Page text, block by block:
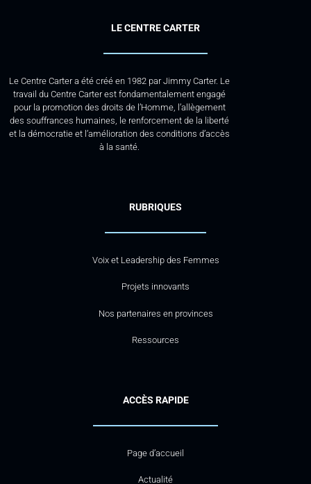
LE CENTRE CARTER
Le Centre Carter a été créé en 1982 par Jimmy Carter. Le
travail du Centre Carter est fondamentalement engagé
pour la promotion des droits de l’Homme, l’allègement
des souffrances humaines, le renforcement de la liberté
et la démocratie et l’amélioration des conditions d’accès
à la santé.
RUBRIQUES
Voix et Leadership des Femmes
Projets innovants
Nos partenaires en provinces
Ressources
ACCÈS RAPIDE
Page d’accueil
Actualité